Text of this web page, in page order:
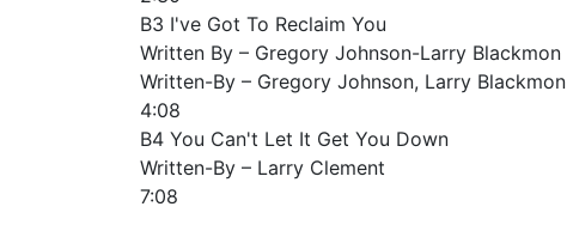
B3 I've Got To Reclaim You
Written By – Gregory Johnson-Larry Blackmon
Written-By – Gregory Johnson, Larry Blackmon
4:08
B4 You Can't Let It Get You Down
Written-By – Larry Clement
7:08